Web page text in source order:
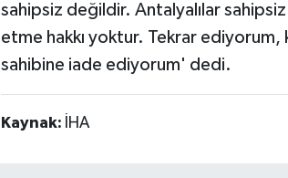
sahipsiz değildir. Antalyalılar
etme hakkı yoktur. Tekrar ediyorum,
sahibine iade ediyorum' dedi.
Kaynak: İHA